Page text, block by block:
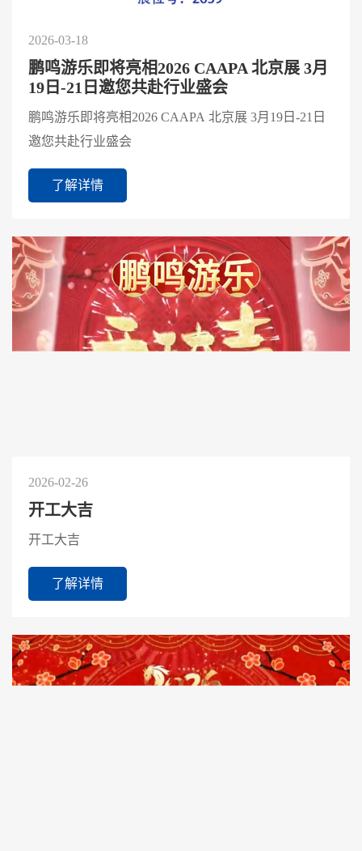
2026-03-18
鹏鸣游乐即将亮相2026 CAAPA 北京展 3月
19日-21日邀您共赴行业盛会
鹏鸣游乐即将亮相2026 CAAPA 北京展 3月19日-21日
邀您共赴行业盛会
了解详情
2026-02-26
开工大吉
开工大吉
了解详情